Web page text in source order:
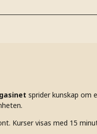
sprider kunskap om
Kurser visas med 15